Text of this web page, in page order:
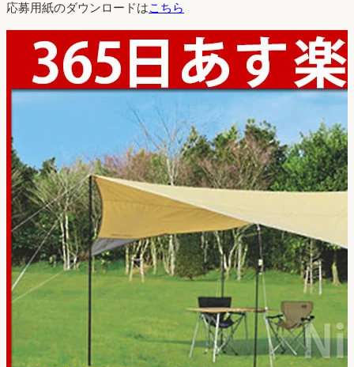
応募用紙のダウンロードはこちら